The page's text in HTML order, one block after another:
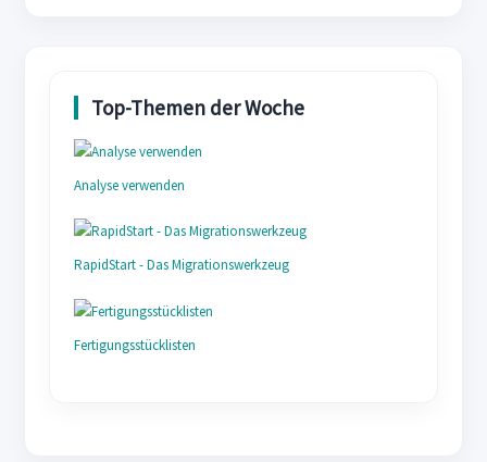
Analyse verwenden
RapidStart - Das Migrationswerkzeug
Fertigungsstücklisten